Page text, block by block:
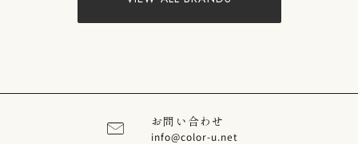
お問い合わせ
info@color-u.net